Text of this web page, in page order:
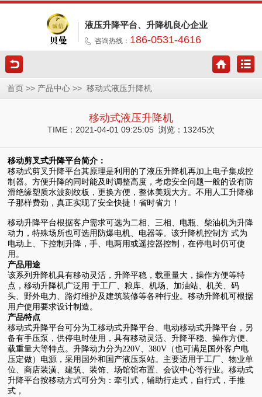
液压升降平台、升降机良心企业
咨询热线： 186-0531-4616
首页 >> 产品中心 >> 移动式液压升降机
移动式液压升降机
TIME：2021-04-01 09:25:05 浏览：13245次
移动剪叉式升降平台简介 ：
移动式剪叉升降平台其原理是利用的了液压升降机再加上电子集成控
制器。方便升降的同时能及时调整高度，考虑安全问题一般的设有防
滑绝缘塑质水波刻纹板，更换方便，整体美观大方。不用人工升降梯
子那样费劲，真正实现了安全快捷！省时省力！
移动升降平台根据客户需求可选为二相、三相、电瓶、柴油机为升降
动力，特殊场所也可选用防爆电机、电器等。该升降机控制方 式为
电动上、下控制升降，手、电两用或遥控器控制，在停电时仍可使
用。
产品用途
该系列升降机具有移动灵活，升降平稳，载重量大，操作方便等特
点，移动升降机广泛用 于工厂、粮库、机场、加油站、机关、码
头、野外电力、路灯维护及建筑装修等各种行业。移动升降机可根据
用户使用要求设计制造。
产品特点
移动式升降平台可分为工移动式升降平台、电动移动式升降平台，另
备有手压泵，供停电时使用，具有移动灵活、升降平稳、操作方便、
载重量大等特点。升降动力分为220V、380V（也可满足国外客户电
压定做）电源，采用国外和国产液压泵站。主要适用于工厂、物业单
位、商店装潢、建筑、装饰、场馆馆布置、会议中心等行业。移动式
升降平台按移动方式可分为：牵引式，辅助行走式，自行式，手推
式，